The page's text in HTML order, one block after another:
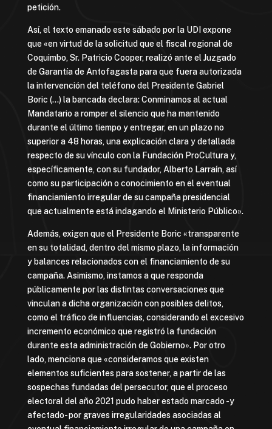
petición.
Así, el texto emanado este sábado por la UDI expone
que «en virtud de la solicitud que el fiscal regional de
Coquimbo, Sr. Patricio Cooper, realizó ante el Juzgado
de Garantía de Antofagasta para que fuera autorizada
la intervención del teléfono del Presidente Gabriel
Boric (…) la bancada declara: Conminamos al actual
Mandatario a romper el silencio que ha mantenido
durante el último tiempo y entregar, en un plazo no
superior a 48 horas, una explicación clara y detallada
respecto de su vínculo con la Fundación ProCultura y,
específicamente, con su fundador, Alberto Larraín, así
como su participación o conocimiento en el eventual
financiamiento irregular de su campaña presidencial
que actualmente está indagando el Ministerio Público».
Además, exigen que el Presidente Boric «transparente
en su totalidad, dentro del mismo plazo, la información
y balances relacionados con el financiamiento de su
campaña. Asimismo, instamos a que responda
públicamente por las distintas conversaciones que
vinculan a dicha organización con posibles delitos,
como el tráfico de influencias, considerando el excesivo
incremento económico que registró la fundación
durante esta administración de Gobierno». Por otro
lado, menciona que «consideramos que existen
elementos suficientes para sostener, a partir de las
sospechas fundadas del persecutor, que el proceso
electoral del año 2021 pudo haber estado marcado -y
afectado- por graves irregularidades asociadas al